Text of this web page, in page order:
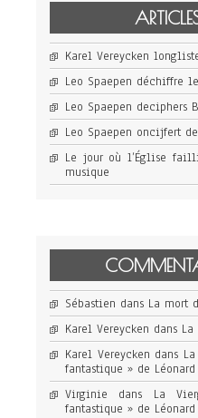
Karel Vereycken
Leo Spaepen déchiffre
Leo Spaepen deciphers
Leo Spaepen oncijfert
Le jour où l’Église
musique
Sébastien dans La mort
Karel Vereycken dans
Karel Vereycken dans
fantastique » de Léonard
Virginie dans La
fantastique » de Léonard